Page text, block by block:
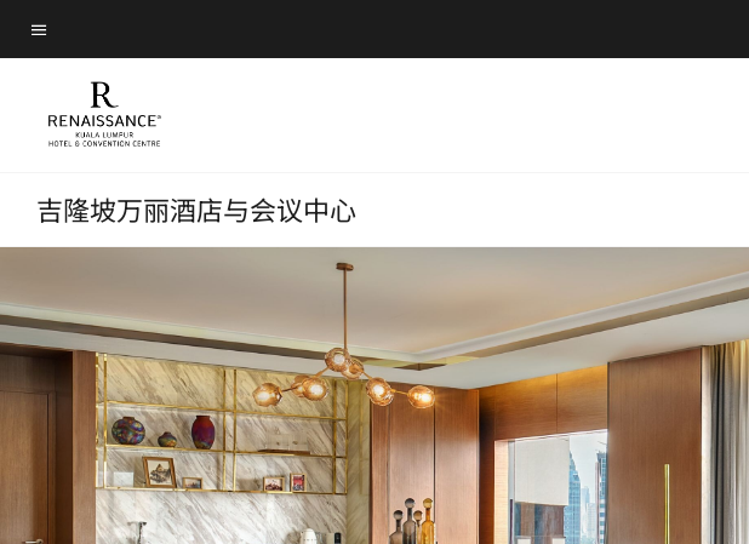
Skip
to
content
菜单文本
吉隆坡万丽酒店与会议中心